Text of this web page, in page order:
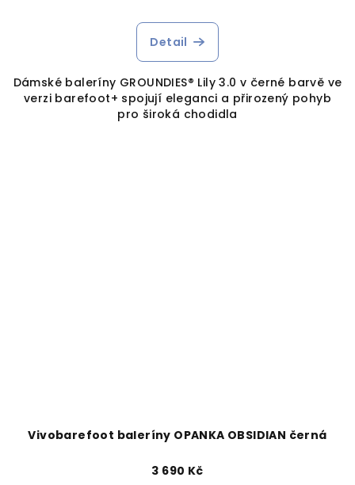
Detail
Dámské baleríny GROUNDIES® Lily 3.0 v černé barvě ve
verzi barefoot+ spojují eleganci a přirozený pohyb
pro široká chodidla
Vivobarefoot baleríny OPANKA OBSIDIAN černá
3 690 Kč